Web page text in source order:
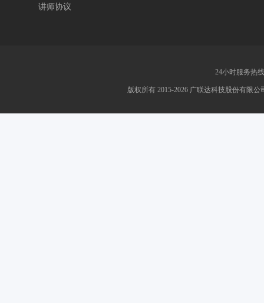
讲师协议
24小时服务热
版权所有 2015-2026 广联达科技股份有限公